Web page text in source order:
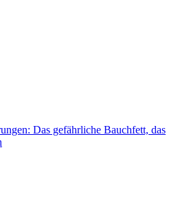
Das gefährliche Bauchfett, das